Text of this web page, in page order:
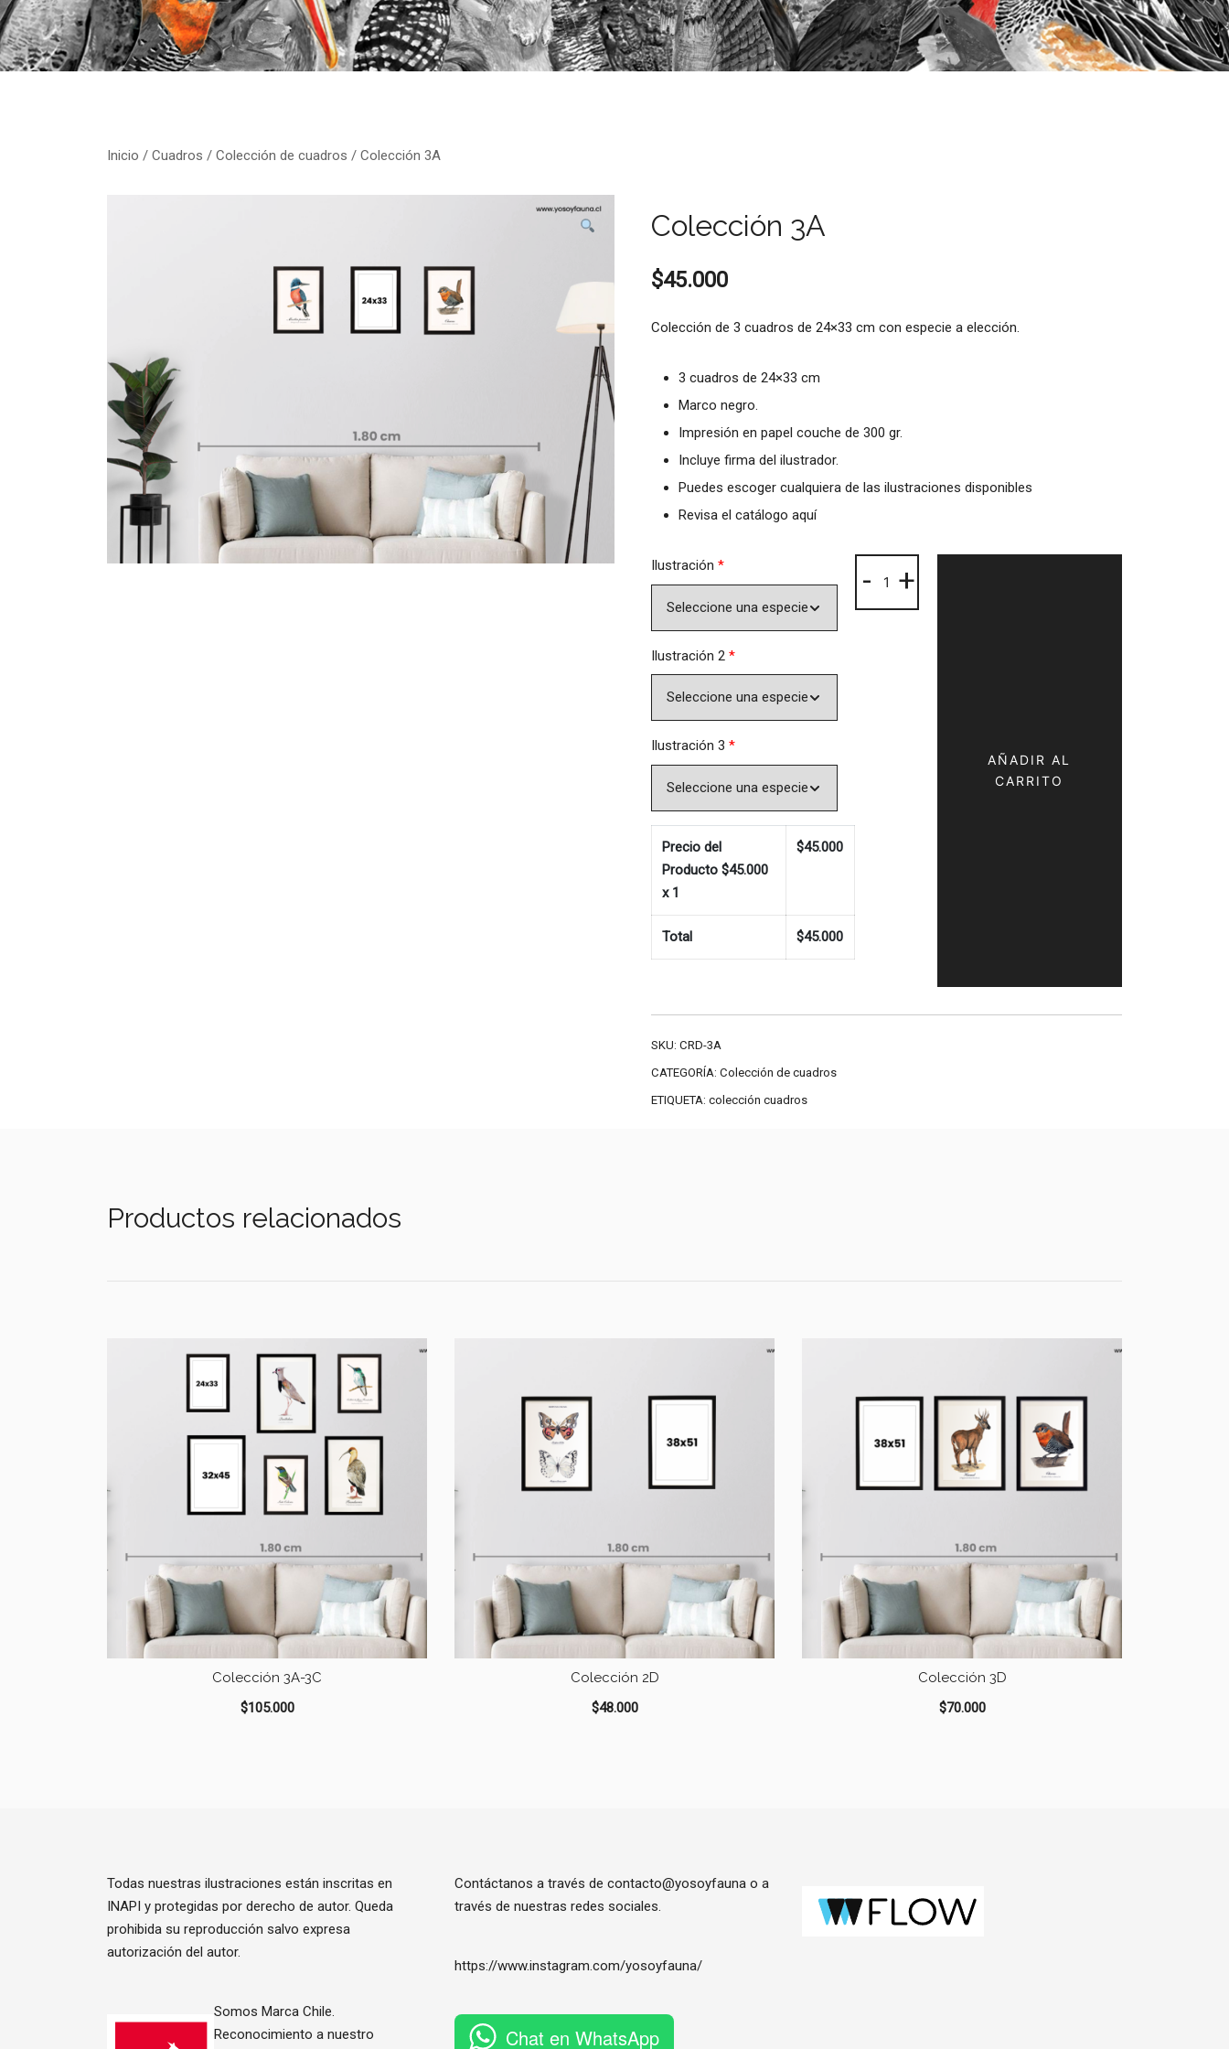
Inicio / Cuadros / Colección de cuadros / Colección 3A
Colección 3A
$45.000
Colección de 3 cuadros de 24×33 cm con especie a elección.
3 cuadros de 24×33 cm
Marco negro.
Impresión en papel couche de 300 gr.
Incluye firma del ilustrador.
Puedes escoger cualquiera de las ilustraciones disponibles
Revisa el catálogo aquí
Ilustración *
Ilustración 2 *
Ilustración 3 *
Precio del
Producto $45.000
x 1
$45.000
Total $45.000
-
3A
cantidad
+
AÑADIR AL
CARRITO
SKU: CRD-3A
CATEGORÍA: Colección de cuadros
ETIQUETA: colección cuadros
Productos relacionados
Colección 3A-3C
$105.000
Colección 2D
$48.000
Colección 3D
$70.000
Todas nuestras ilustraciones están inscritas en
INAPI y protegidas por derecho de autor. Queda
prohibida su reproducción salvo expresa
autorización del autor.
Somos Marca Chile.
Reconocimiento a nuestro
Contáctanos a través de contacto@yosoyfauna o a
través de nuestras redes sociales.
https://www.instagram.com/yosoyfauna/
Chat en WhatsApp